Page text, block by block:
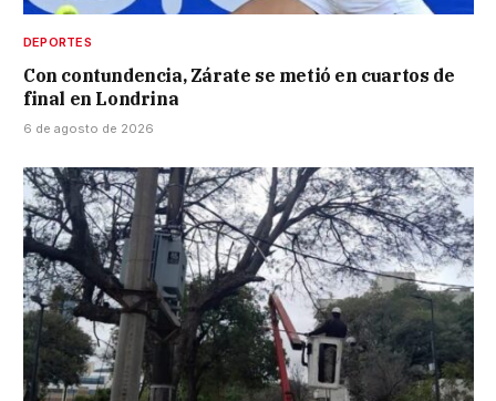
DEPORTES
Con contundencia, Zárate se metió en cuartos de
final en Londrina
6 de agosto de 2026